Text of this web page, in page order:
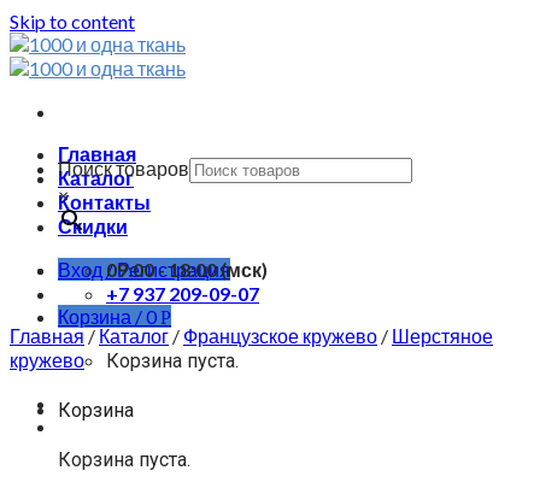
Skip to content
Главная
Каталог
Контакты
Скидки
Вход / Регистрация
Корзина /0Р
Корзина пуста.
Корзина
Корзина пуста.
Поиск товаров
×
09:00 - 18:00 (мск)
+7 937 209-09-07
Главная/Каталог / Французское кружево / Шерстяное
кружево